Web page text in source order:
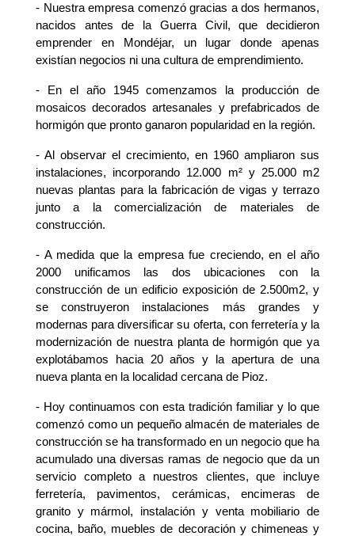
- Nuestra empresa comenzó gracias a dos hermanos,
nacidos antes de la Guerra Civil, que decidieron
emprender en Mondéjar, un lugar donde apenas
existían negocios ni una cultura de emprendimiento.
- En el año 1945 comenzamos la producción de
mosaicos decorados artesanales y prefabricados de
hormigón que pronto ganaron popularidad en la región.
- Al observar el crecimiento, en 1960 ampliaron sus
instalaciones, incorporando 12.000 m² y 25.000 m2
nuevas plantas para la fabricación de vigas y terrazo
junto a la comercialización de materiales de
construcción.
- A medida que la empresa fue creciendo, en el año
2000 unificamos las dos ubicaciones con la
construcción de un edificio exposición de 2.500m2, y
se construyeron instalaciones más grandes y
modernas para diversificar su oferta, con ferretería y la
modernización de nuestra planta de hormigón que ya
explotábamos hacia 20 años y la apertura de una
nueva planta en la localidad cercana de Pioz.
- Hoy continuamos con esta tradición familiar y lo que
comenzó como un pequeño almacén de materiales de
construcción se ha transformado en un negocio que ha
acumulado una diversas ramas de negocio que da un
servicio completo a nuestros clientes, que incluye
ferretería, pavimentos, cerámicas, encimeras de
granito y mármol, instalación y venta mobiliario de
cocina, baño, muebles de decoración y chimeneas y